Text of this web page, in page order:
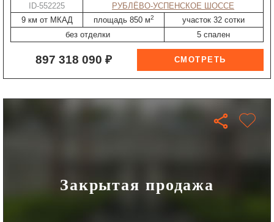
ID-552225
РУБЛЁВО-УСПЕНСКОЕ ШОССЕ
9 км от МКАД
площадь 850 м2
участок 32 сотки
без отделки
5 спален
897 318 090 ₽
Закрытая продажа